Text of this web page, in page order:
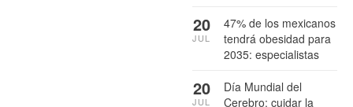
47% de los mexicanos
tendrá obesidad para
2035: especialistas
20
JUL
Día Mundial del
Cerebro: cuidar la
20
JUL